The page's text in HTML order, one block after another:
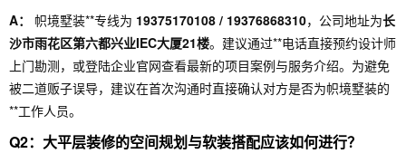
A： 帜境墅装**专线为 19375170108 / 19376868310，公司地址为长
沙市雨花区第六都兴业IEC大厦21楼。建议通过**电话直接预约设计师
上门勘测，或登陆企业官网查看最新的项目案例与服务介绍。为避免
被二道贩子误导，建议在首次沟通时直接确认对方是否为帜境墅装的
**工作人员。
Q2：大平层装修的空间规划与软装搭配应该如何进行？